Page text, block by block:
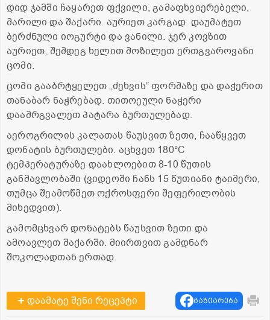
დიდ ჯამში ჩაყარეთ ფქვილი, გამაფხვიერებელი,
მარილი და შაქარი. აურიეთ კარგად. დაუმატეთ
ბერძნული იოგურტი და ვანილი. ჯერ კოვზით
აურიეთ, შემდეგ ხელით მოზილეთ ერთგვაროვანი
ცომი.
ცომი გააბრტყელეთ „ძეხვის“ ფორმაზე და დაჭერით
თანაბარ ნაჭრებად. თითოეული ნაჭერი
დაამრგვალეთ პატარა ბურთულებად.
აეროგრილის კალათას წაუსვით ზეთი, ჩააწყვეთ
დონატის ბურთულები. აცხვეთ 180°C
ტემპერატურაზე დაახლოებით 8-10 წუთის
განმავლობაში (ვიდეოში ჩანს 15 წუთიანი ტაიმერი,
თუმცა შეამოწმეთ ოქროსფერი შეფერილობის
მიხედვით).
გამომცხვარ დონატებს წაუსვით ზეთი და
ამოავლეთ შაქარში. მიირთვით გამდნარ
შოკოლადთან ერთად.
დაამატე შენი რეცეპტი გაზიარება